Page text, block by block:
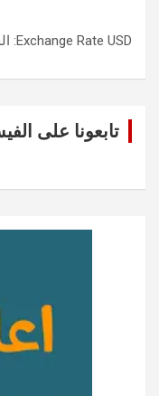
Exchange Rate USD
:
تابعونا على